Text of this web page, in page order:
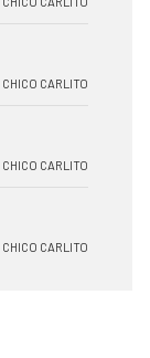
CHICO CARLITO
CHICO CARLITO
CHICO CARLITO